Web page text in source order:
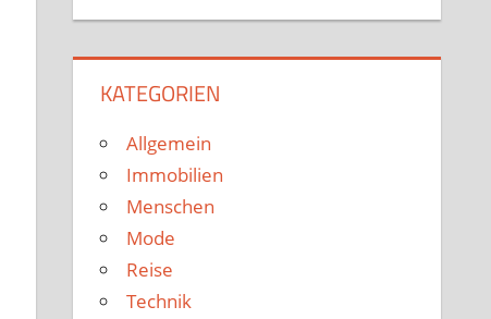
KATEGORIEN
Allgemein
Immobilien
Menschen
Mode
Reise
Technik